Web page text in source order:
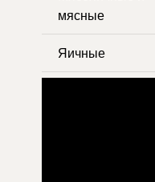
мясные
Яичные